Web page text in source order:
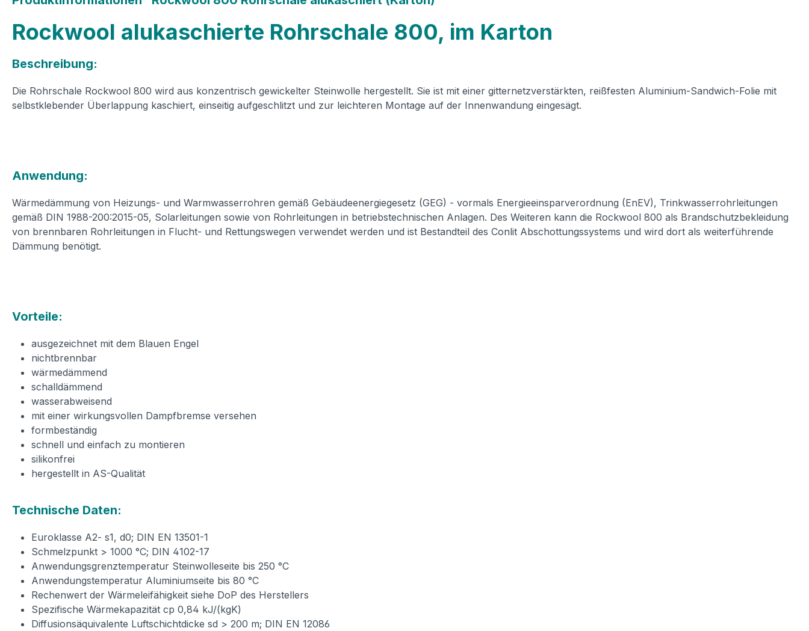
Rockwool alukaschierte Rohrschale 800, im Karton
Beschreibung:
Die Rohrschale Rockwool 800 wird aus konzentrisch gewickelter Steinwolle hergestellt. Sie ist mit einer gitternetzverstärkten, reißfesten Aluminium-Sandwich-Folie mit
selbstklebender Überlappung kaschiert, einseitig aufgeschlitzt und zur leichteren Montage auf der Innenwandung eingesägt.
Anwendung:
Wärmedämmung von Heizungs- und Warmwasserrohren gemäß Gebäudeenergiegesetz (GEG) - vormals Energieeinsparverordnung (EnEV), Trinkwasserrohrleitungen
gemäß DIN 1988-200:2015-05, Solarleitungen sowie von Rohrleitungen in betriebstechnischen Anlagen. Des Weiteren kann die Rockwool 800 als Brandschutzbekleidung
von brennbaren Rohrleitungen in Flucht- und Rettungswegen verwendet werden und ist Bestandteil des Conlit Abschottungssystems und wird dort als weiterführende
Dämmung benötigt.
Vorteile:
ausgezeichnet mit dem Blauen Engel
nichtbrennbar
wärmedämmend
schalldämmend
wasserabweisend
mit einer wirkungsvollen Dampfbremse versehen
formbeständig
schnell und einfach zu montieren
silikonfrei
hergestellt in AS-Qualität
Technische Daten:
Euroklasse A2- s1, d0; DIN EN 13501-1
Schmelzpunkt > 1000 °C; DIN 4102-17
Anwendungsgrenztemperatur Steinwolleseite bis 250 °C
Anwendungstemperatur Aluminiumseite bis 80 °C
Rechenwert der Wärmeleifähigkeit siehe DoP des Herstellers
Spezifische Wärmekapazität cp 0,84 kJ/(kgK)
Diffusionsäquivalente Luftschichtdicke sd > 200 m; DIN EN 12086